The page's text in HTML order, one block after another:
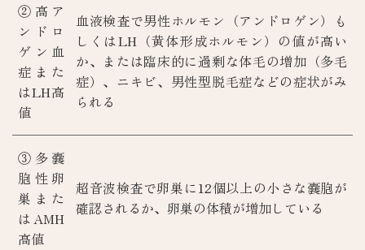
②高ア
ンドロ
ゲン血
症また
はLH高
値
血液検査で男性ホルモン（アンドロゲン）も
しくはLH（黄体形成ホルモン）の値が高い
か、または臨床的に過剰な体毛の増加（多毛
症）、ニキビ、男性型脱毛症などの症状がみ
られる
③多嚢
胞性卵
巣また
はAMH
高値
超音波検査で卵巣に12個以上の小さな嚢胞が
確認されるか、卵巣の体積が増加している